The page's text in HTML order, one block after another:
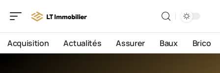
Acquisition Actualités Assurer Baux Brico